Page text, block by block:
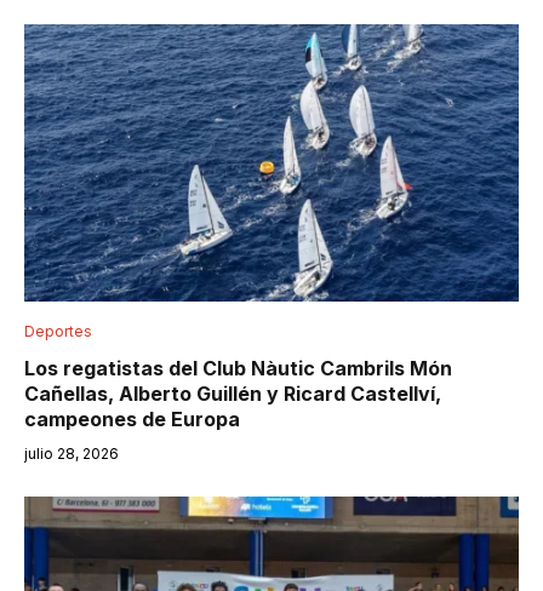
Deportes
Los regatistas del Club Nàutic Cambrils Món
Cañellas, Alberto Guillén y Ricard Castellví,
campeones de Europa
julio 28, 2026